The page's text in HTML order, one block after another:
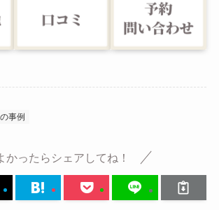
事例
かったらシェアしてね！